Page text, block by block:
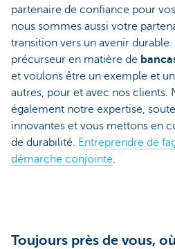
partenaire de confiance pour
nous sommes aussi votre
transition vers un avenir
précurseur en matière de
et voulons être un exemple et
autres, pour et avec nos clients.
également notre expertise,
innovantes et vous mettons en
de durabilité. Entreprendre de
démarche conjointe.
Toujours près de vous,